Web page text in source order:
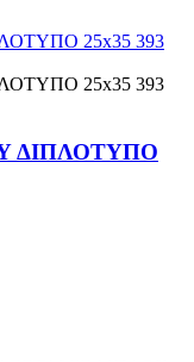
ΔΙΠΛΟΤΥΠΟ